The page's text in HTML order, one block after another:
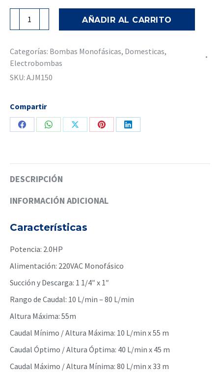
Cuerpo
Fierro
Fundido
HP
cantidad
AÑADIR AL CARRITO
Categorías: Bombas Monofásicas, Domesticas,
Electrobombas
SKU: AJM150
Compartir
Share
Share
Share
Share
Share
DESCRIPCIÓN
INFORMACIÓN ADICIONAL
Características
Potencia: 2.0HP
Alimentación: 220VAC Monofásico
Succión y Descarga: 1 1/4″ x 1″
Rango de Caudal: 10 L/min – 80 L/min
Altura Máxima: 55m
Caudal Mínimo / Altura Máxima: 10 L/min x 55 m
Caudal Óptimo / Altura Óptima: 40 L/min x 45 m
Caudal Máximo / Altura Mínima: 80 L/min x 33 m